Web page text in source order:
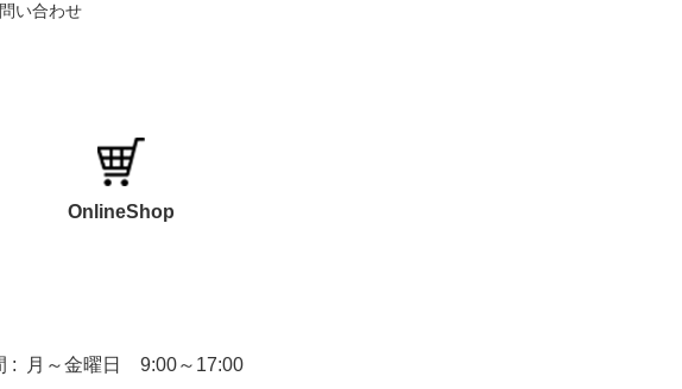
い合わせ
OnlineShop
: 月～金曜日 9:00～17:00